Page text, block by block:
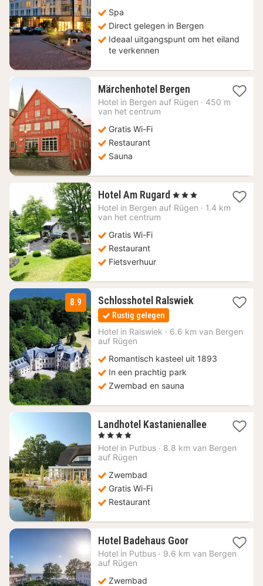
Spa
Direct gelegen in Bergen
Ideaal uitgangspunt om het eiland
te verkennen
Märchenhotel Bergen1
nacht
Hotel in Bergen auf Rügen · 450 m
van het centrum
Gratis Wi-Fi
Restaurant
Sauna
Hotel Am Rugard 1
nacht
vanaf
, 3 Sterren
Hotel in Bergen auf Rügen · 1.4 km
van het centrum
Gratis Wi-Fi
Restaurant
Fietsverhuur
8.9 Schlosshotel Ralswiek1
168
Rustig gelegen
Hotel in Ralswiek · 6.6 km van Bergen
auf Rügen
Romantisch kasteel uit 1893
In een prachtig park
Zwembad en sauna
Landhotel Kastanienallee1
vanaf
113,08
, 4 Sterren
Hotel in Putbus · 8.8 km van Bergen
auf Rügen
Zwembad
Gratis Wi-Fi
Restaurant
Hotel Badehaus Goor1
nacht
Hotel in Putbus · 9.6 km van Bergen
auf Rügen
Zwembad